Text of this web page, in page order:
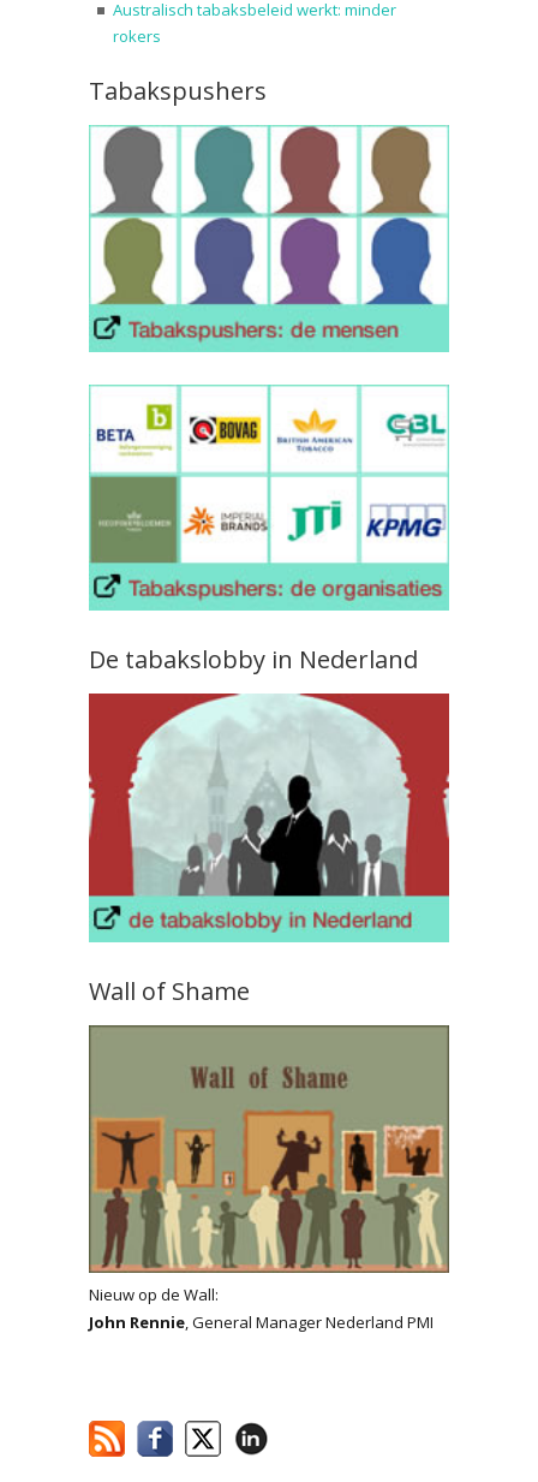
Australisch tabaksbeleid werkt: minder
rokers
Tabakspushers
De tabakslobby in Nederland
Wall of Shame
Nieuw op de Wall:
John Rennie, General Manager Nederland PMI